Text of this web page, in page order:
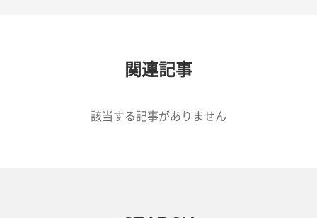
関連記事
該当する記事がありません